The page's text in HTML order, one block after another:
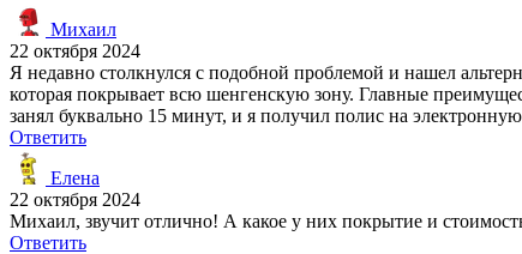
Михаил
22 октября 2024
Я недавно столкнулся с подобной проблемой и нашел
которая покрывает всю шенгенскую зону. Главные
занял буквально 15 минут, и я получил полис на
Ответить
Елена
22 октября 2024
Михаил, звучит отлично! А какое у них покрытие и
Ответить